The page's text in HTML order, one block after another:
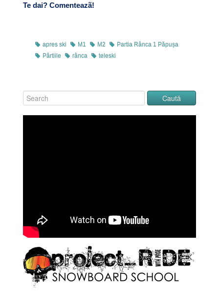
Te dai? Comenteazã!
apres ski M1 M2
Partia Rânca 1 Păpușa
Pârtiile
rânca teleski